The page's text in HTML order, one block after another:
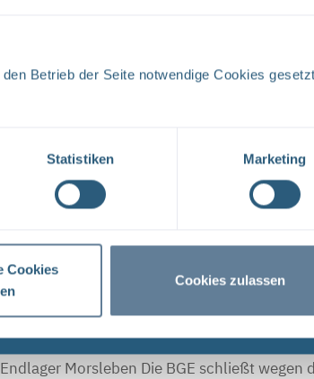
Betrieb der Seite notwendige Cookies
Statistiken Marketing
Cookies
Cookies zulassen
Morsleben Asse Die BGE schließt ab
Morsleben für vier Wochen bis zum Ende
von Corona geht weiter – BGE trotz
Morsleben Asse Die BGE-
Veranstaltungen, das persönliche
...
geschlossen
Morsleben Die BGE schließt